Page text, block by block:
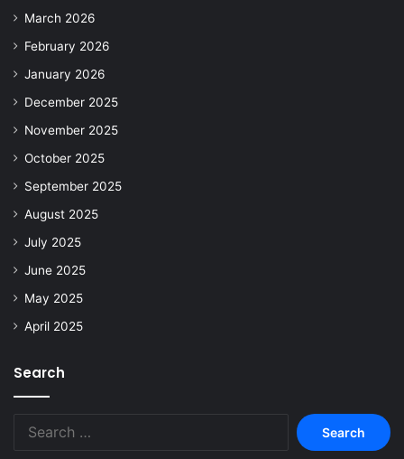
March 2026
February 2026
January 2026
December 2025
November 2025
October 2025
September 2025
August 2025
July 2025
June 2025
May 2025
April 2025
Search